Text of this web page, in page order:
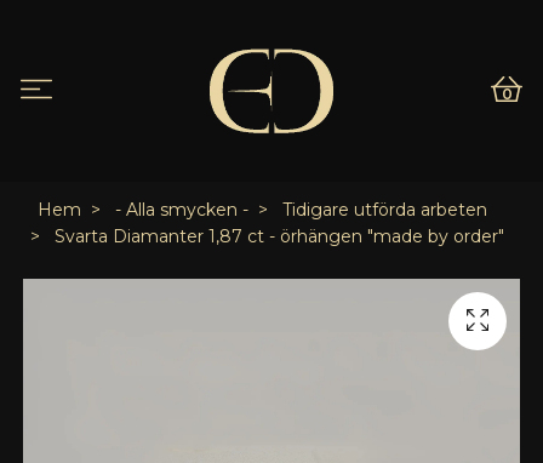
0
Hem - Alla smycken -
Tidigare utförda arbeten
Svarta Diamanter 1,87 ct - örhängen "made by order"